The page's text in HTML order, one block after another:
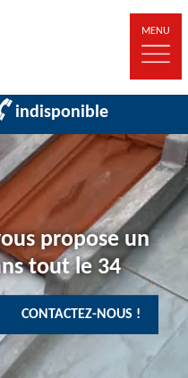
MENU
indisponible
propose un
tout le 34
CONTACTEZ-NOUS !